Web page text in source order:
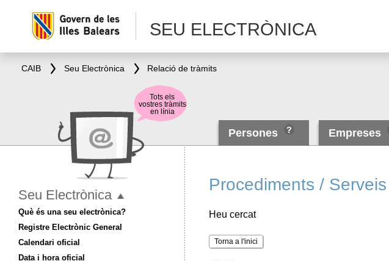
SEU ELECTRÒNICA
CAIB Seu Electrònica Relació de tràmits
Persones Empreses
Procediments / Serveis
Heu cercat
Torna a l'inici
Tots els
vostres tràmits
en línia
Seu Electrònica
Què és una seu electrònica?
Registre Electrònic General
Calendari oficial
Data i hora oficial